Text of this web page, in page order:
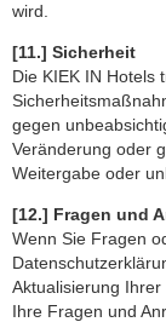
wird.
[11.] Sicherheit
Die KIEK IN Hotels
gegen
Veränderung oder
Weitergabe oder
[12.] Fragen und
Wenn Sie Fragen
Aktualisierung
Ihre Fragen und